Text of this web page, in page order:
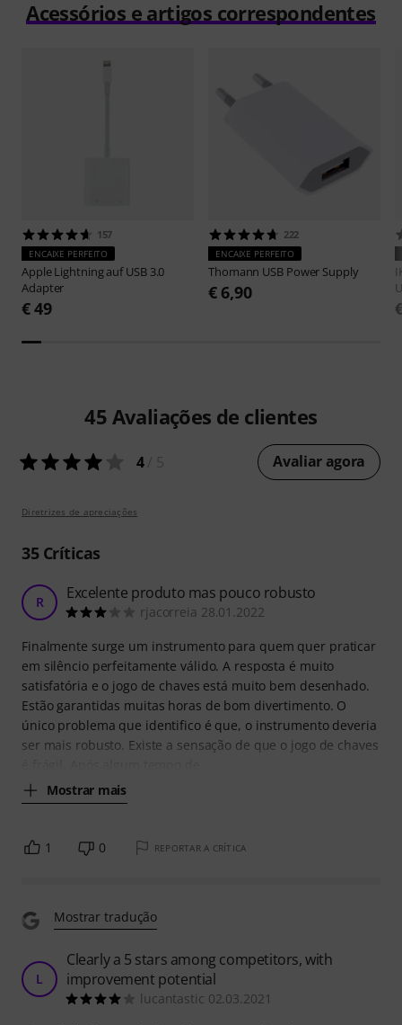
Acessórios e artigos correspondentes
157
ENCAIXE PERFEITO
AppleLightning auf USB 3.0
Adapter
€ 49
222
ENCAIXE PERFEITO
Thomann USB Power Supply
€ 6,90
45 Avaliações de clientes
4/ 5 Avaliar agora
Diretrizes de apreciações
35Críticas
R Excelente produto mas pouco robusto
rjacorreia 28.01.2022
Finalmente surge um instrumento para quem quer praticar
em silêncio perfeitamente válido. A resposta é muito
satisfatória e o jogo de chaves está muito bem desenhado.
Estão garantidas muitas horas de bom divertimento. O
único problema que identifico é que, o instrumento deveria
ser mais robusto. Existe a sensação de que o jogo de chaves
Mostrar mais
1 0 REPORTAR A CRÍTICA
Mostrar tradução
L
Clearly a 5 stars among competitors, with
improvement potential
lucantastic 02.03.2021